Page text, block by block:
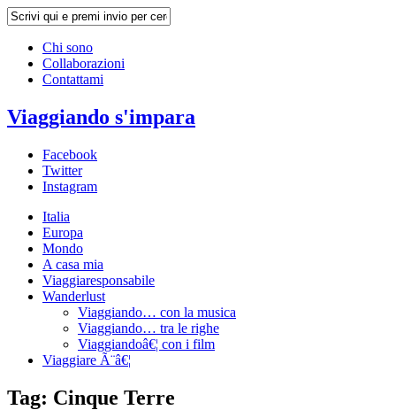
Chi sono
Collaborazioni
Contattami
Viaggiando s'impara
Facebook
Twitter
Instagram
Italia
Europa
Mondo
A casa mia
Viaggiaresponsabile
Wanderlust
Viaggiando… con la musica
Viaggiando… tra le righe
Viaggiandoâ€¦ con i film
Viaggiare Ã¨â€¦
Tag: Cinque Terre